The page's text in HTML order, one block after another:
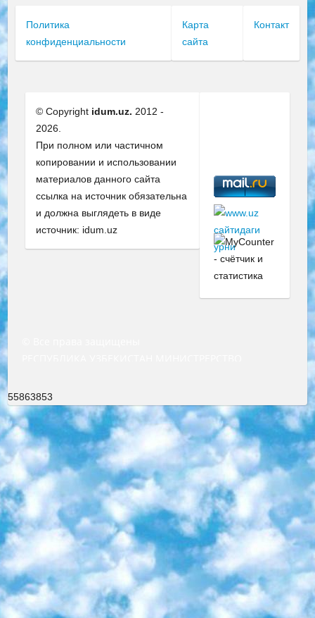
Политика
конфиденциальности
Карта
сайта
Контакт
© Copyright idum.uz. 2012 -
2026.
При полном или частичном
копировании и использовании
материалов данного сайта
ссылка на источник обязательна
и должна выглядеть в виде
источник: idum.uz
55863853